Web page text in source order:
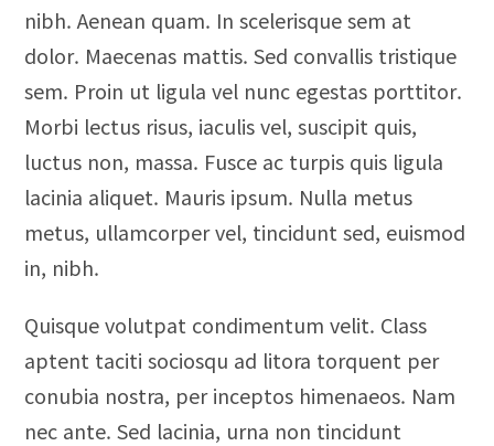
nibh. Aenean quam. In scelerisque sem at
dolor. Maecenas mattis. Sed convallis tristique
sem. Proin ut ligula vel nunc egestas porttitor.
Morbi lectus risus, iaculis vel, suscipit quis,
luctus non, massa. Fusce ac turpis quis ligula
lacinia aliquet. Mauris ipsum. Nulla metus
metus, ullamcorper vel, tincidunt sed, euismod
in, nibh.
Quisque volutpat condimentum velit. Class
aptent taciti sociosqu ad litora torquent per
conubia nostra, per inceptos himenaeos. Nam
nec ante. Sed lacinia, urna non tincidunt